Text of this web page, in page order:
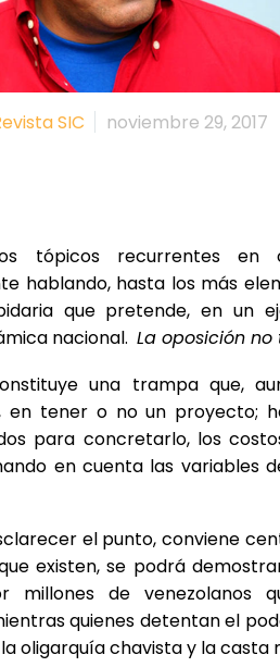
SIC noviembre 29, 2017
tópicos recurrentes en
hablando, hasta los más
que pretende, en un
nacional. La oposición
una trampa que,
en tener o no un proyecto;
para concretarlo, los
en cuenta las variables
el punto, conviene
existen, se podrá
millones de venezolanos
quienes detentan el
oligarquía chavista y la casta